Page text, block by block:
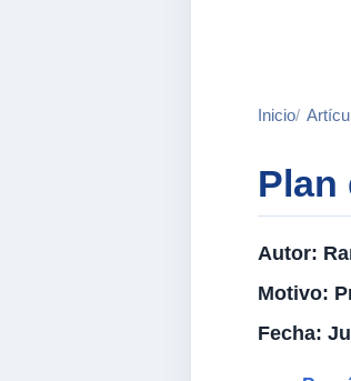
Inicio
Plan
Autor:
Motivo:
Fecha: